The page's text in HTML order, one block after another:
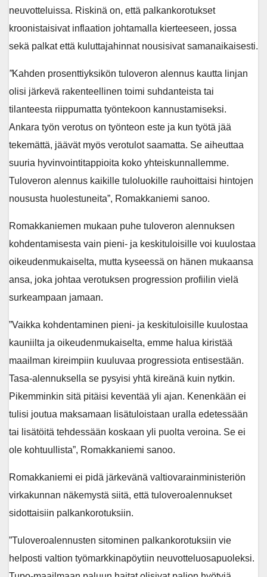
neuvotteluissa. Riskinä on, että palkankorotukset
kroonistaisivat inflaation johtamalla kierteeseen, jossa
sekä palkat että kuluttajahinnat nousisivat samanaikaisesti.
”Kahden prosenttiyksikön tuloveron alennus kautta linjan
olisi järkevä rakenteellinen toimi suhdanteista tai
tilanteesta riippumatta työntekoon kannustamiseksi.
Ankara työn verotus on työnteon este ja kun työtä jää
tekemättä, jäävät myös verotulot saamatta. Se aiheuttaa
suuria hyvinvointitappioita koko yhteiskunnallemme.
Tuloveron alennus kaikille tuloluokille rauhoittaisi hintojen
noususta huolestuneita”, Romakkaniemi sanoo.
Romakkaniemen mukaan puhe tuloveron alennuksen
kohdentamisesta vain pieni- ja keskituloisille voi kuulostaa
oikeudenmukaiselta, mutta kyseessä on hänen mukaansa
ansa, joka johtaa verotuksen progression profiilin vielä
surkeampaan jamaan.
”Vaikka kohdentaminen pieni- ja keskituloisille kuulostaa
kauniilta ja oikeudenmukaiselta, emme halua kiristää
maailman kireimpiin kuuluvaa progressiota entisestään.
Tasa-alennuksella se pysyisi yhtä kireänä kuin nytkin.
Pikemminkin sitä pitäisi keventää yli ajan. Kenenkään ei
tulisi joutua maksamaan lisätuloistaan uralla edetessään
tai lisätöitä tehdessään koskaan yli puolta veroina. Se ei
ole kohtuullista”, Romakkaniemi sanoo.
Romakkaniemi ei pidä järkevänä valtiovarainministeriön
virkakunnan näkemystä siitä, että tuloveroalennukset
sidottaisiin palkankorotuksiin.
”Tuloveroalennusten sitominen palkankorotuksiin vie
helposti valtion työmarkkinapöytiin neuvotteluosapuoleksi.